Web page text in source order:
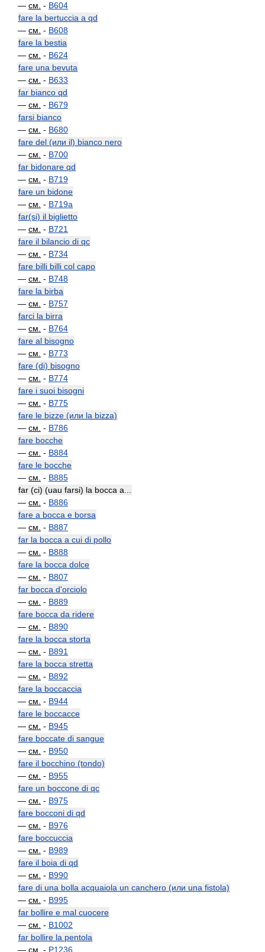
— см. - B604
fare la bertuccia a qd
— см. - B608
fare la bestia
— см. - B624
fare una bevuta
— см. - B633
far bianco qd
— см. - B679
farsi bianco
— см. - B680
fare del (или il) bianco nero
— см. - B700
far bidonare qd
— см. - B719
fare un bidone
— см. - B719a
far(si) il biglietto
— см. - B721
fare il bilancio di qc
— см. - B734
fare billi billi col capo
— см. - B748
fare la birba
— см. - B757
farci la birra
— см. - B764
fare al bisogno
— см. - B773
fare (di) bisogno
— см. - B774
fare i suoi bisogni
— см. - B775
fare le bizze (или la bizza)
— см. - B786
fare bocche
— см. - B884
fare le bocche
— см. - B885
far (ci) (uau farsi) la bocca a...
— см. - B886
fare a bocca e borsa
— см. - B887
far la bocca a cui di pollo
— см. - B888
fare la bocca dolce
— см. - B807
far bocca d'orciolo
— см. - B889
fare bocca da ridere
— см. - B890
fare la bocca storta
— см. - B891
fare la bocca stretta
— см. - B892
fare la boccaccia
— см. - B944
fare le boccacce
— см. - B945
fare boccate di sangue
— см. - B950
fare il bocchino (tondo)
— см. - B955
fare un boccone di qc
— см. - B975
fare bocconi di qd
— см. - B976
fare boccuccia
— см. - B989
fare il boia di qd
— см. - B990
fare di una bolla acquaiola un canchero (или una fistola)
— см. - B995
far bollire e mal cuocere
— см. - B1002
far bollire la pentola
— см. - P1236